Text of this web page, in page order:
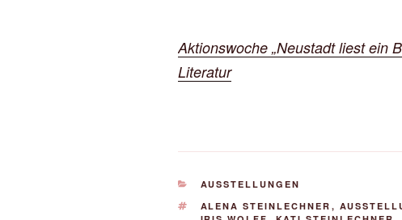
Aktionswoche „Neustadt liest ein
Literatur
KATEGORIEN
AUSSTELLUNGEN
SCHLAGWÖRTER
ALENA STEINLECHNER ,